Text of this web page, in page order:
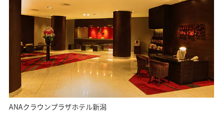
ANAクラウンプラザホテル新潟